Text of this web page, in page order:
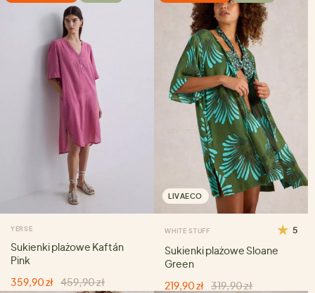
YERSE
Sukienki plażowe Kaftán
Pink
359,90 zł 459,90 zł
LIVAECO
WHITE STUFF 5
Sukienki plażowe Sloane
Green
219,90 zł 319,90 zł